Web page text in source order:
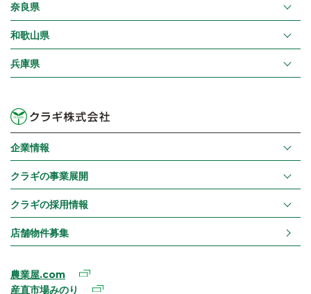
奈良県
和歌山県
兵庫県
企業情報
クラギの事業展開
クラギの採用情報
店舗物件募集
農業屋.com
産直市場みのり